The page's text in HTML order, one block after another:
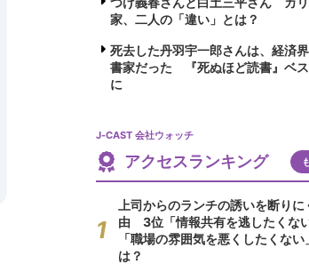
家、二人の「違い」とは？
死去した丹羽宇一郎さんは、経済
書家だった 『死ぬほど読書』ベ
に
J-CAST 会社ウォッチ
アクセスランキング
上司からのランチの誘いを断りに
由 3位「情報共有を逃したくな
「職場の雰囲気を悪くしたくない
は？